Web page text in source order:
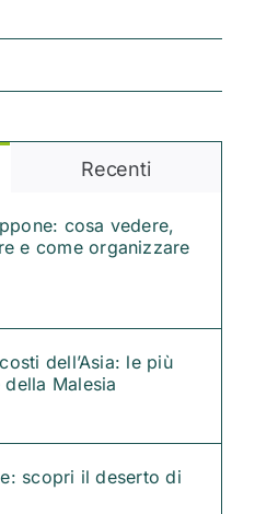
Recenti
cosa vedere,
e come organizzare
dell’Asia: le più
Malesia
scopri il deserto di